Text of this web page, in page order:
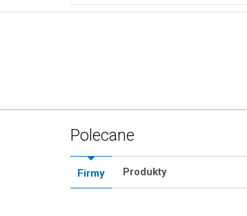
Polecane
Firmy Produkty